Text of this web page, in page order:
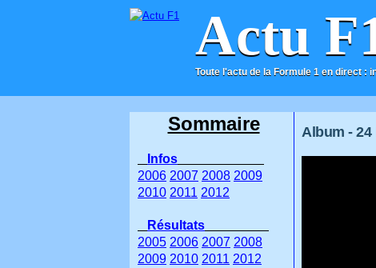
Actu
Toute l'actu de la Formule 1 en direct :
ACCUEIL CONTACT
Album - 24
Sommaire
Infos
2006 2007 2008 2009
2010 2011 2012
Résultats
2005 2006 2007 2008
2009 2010 2011 2012